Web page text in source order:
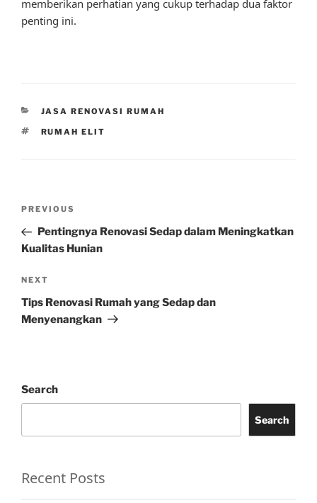
memberikan perhatian yang cukup terhadap dua faktor
penting ini.
CATEGORIES
JASA RENOVASI RUMAH
TAGS
RUMAH ELIT
Previous
Post
PREVIOUS
Pentingnya Renovasi Sedap dalam Meningkatkan
Kualitas Hunian
Next
Post
NEXT
Tips Renovasi Rumah yang Sedap dan
Menyenangkan
Search
Search
Recent Posts